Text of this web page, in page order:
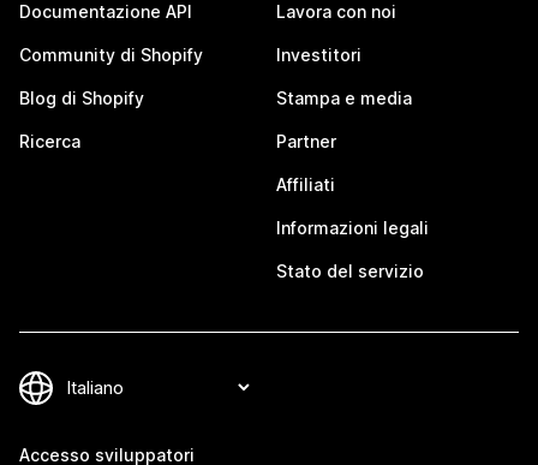
Documentazione API
Community di Shopify
Blog di Shopify
Ricerca
Lavora con noi
Investitori
Stampa e media
Partner
Affiliati
Informazioni legali
Stato del servizio
Accesso sviluppatori